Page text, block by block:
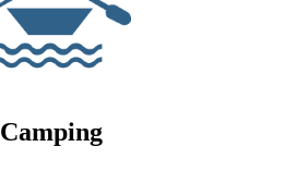
Camping